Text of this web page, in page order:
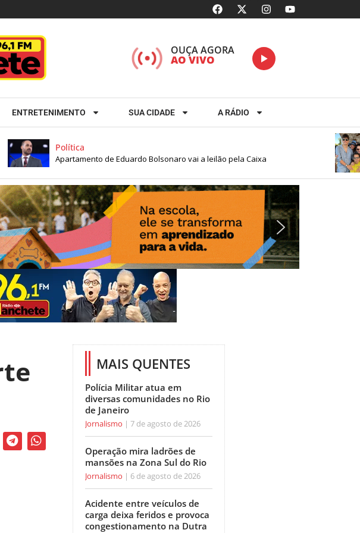
OUÇA AGORA
AO VIVO
ENTRETENIMENTO SUA CIDADE A RÁDIO
Política
Apartamento de Eduardo Bolsonaro vai a leilão pela Caixa
MAIS QUENTES
Polícia Militar atua em
diversas comunidades no Rio
de Janeiro
Jornalismo 7 de agosto de 2026
Operação mira ladrões de
mansões na Zona Sul do Rio
Jornalismo 6 de agosto de 2026
Acidente entre veículos de
carga deixa feridos e provoca
congestionamento na Dutra